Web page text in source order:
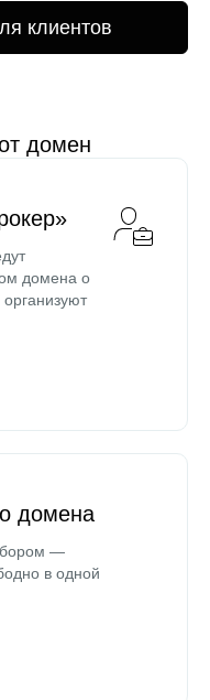
клиентов
домен
домена о
домена
—
в одной